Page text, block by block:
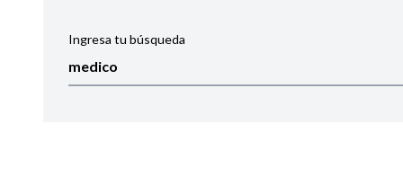
Ingresa tu búsqueda